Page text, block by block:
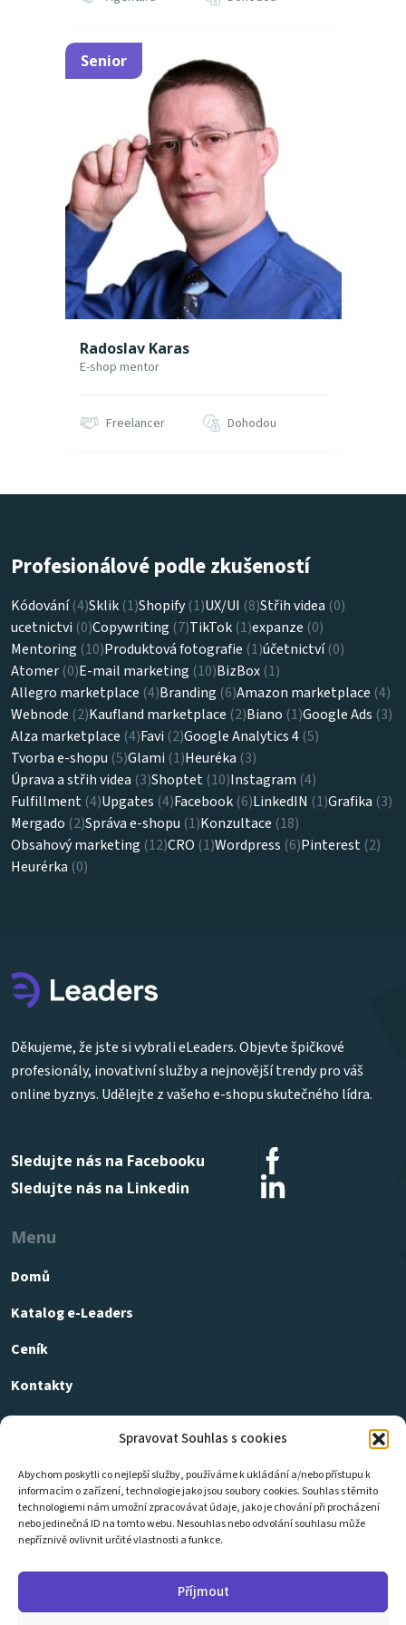
Spravovat Souhlas s cookies
Abychom poskytli co nejlepší služby, používáme k ukládání a/nebo přístupu k
informacím o zařízení, technologie jako jsou soubory cookies. Souhlas s těmito
technologiemi nám umožní zpracovávat údaje, jako je chování při procházení
nebo jedinečná ID na tomto webu. Nesouhlas nebo odvolání souhlasu může
nepříznivě ovlivnit určité vlastnosti a funkce.
Příjmout
Senior
Radoslav Karas
E-shop mentor
Freelancer Dohodou
Profesionálové podle zkušeností
Kódování (4)Sklik (1)Shopify (1)UX/UI (8)Střih videa (0)
ucetnictvi (0)Copywriting (7)TikTok (1)expanze (0)
Mentoring (10)Produktová fotografie (1)účetnictví (0)
Atomer (0)E-mail marketing (10)BizBox (1)
Allegro marketplace (4)Branding (6)Amazon marketplace (4)
Webnode (2)Kaufland marketplace (2)Biano (1)Google Ads (3)
Alza marketplace (4)Favi (2)Google Analytics 4 (5)
Tvorba e-shopu (5)Glami (1)Heuréka (3)
Úprava a střih videa (3)Shoptet (10)Instagram (4)
Fulfillment (4)Upgates (4)Facebook (6)LinkedIN (1)Grafika (3)
Mergado (2)Správa e-shopu (1)Konzultace (18)
Obsahový marketing (12)CRO (1)Wordpress (6)Pinterest (2)
Heurérka (0)
Děkujeme, že jste si vybrali eLeaders. Objevte špičkové
profesionály, inovativní služby a nejnovější trendy pro váš
online byznys. Udělejte z vašeho e-shopu skutečného lídra.
Sledujte nás na Facebooku
Sledujte nás na Linkedin
Menu
Domů
Katalog e-Leaders
Ceník
Kontakty
GDPR
Obchodní podmínky
info@eleaders.cz